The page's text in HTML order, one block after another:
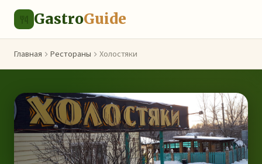
GastroGuide
Главная Рестораны Холостяки